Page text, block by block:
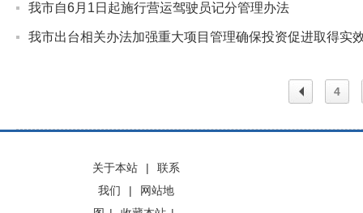
我市自6月1日起施行营运驾驶员记分管理办法
我市出台相关办法加强重大项目管理确保投资促进取得实
4
关于本站 |
联系
我们
|
网站地